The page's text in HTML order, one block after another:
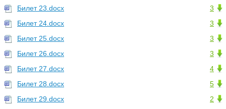
3
Билет 23.docx
3
Билет 24.docx
3
Билет 25.docx
3
Билет 26.docx
4
Билет 27.docx
5
Билет 28.docx
2
Билет 29.docx